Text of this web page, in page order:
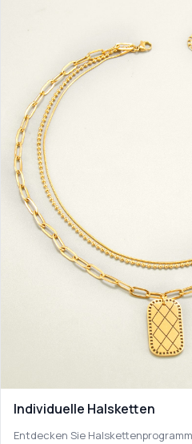
Individuelle Halsketten
Entdecken Sie